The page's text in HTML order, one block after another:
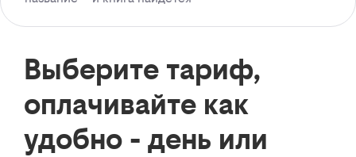
Выберите тариф,
оплачивайте как
удобно - день или